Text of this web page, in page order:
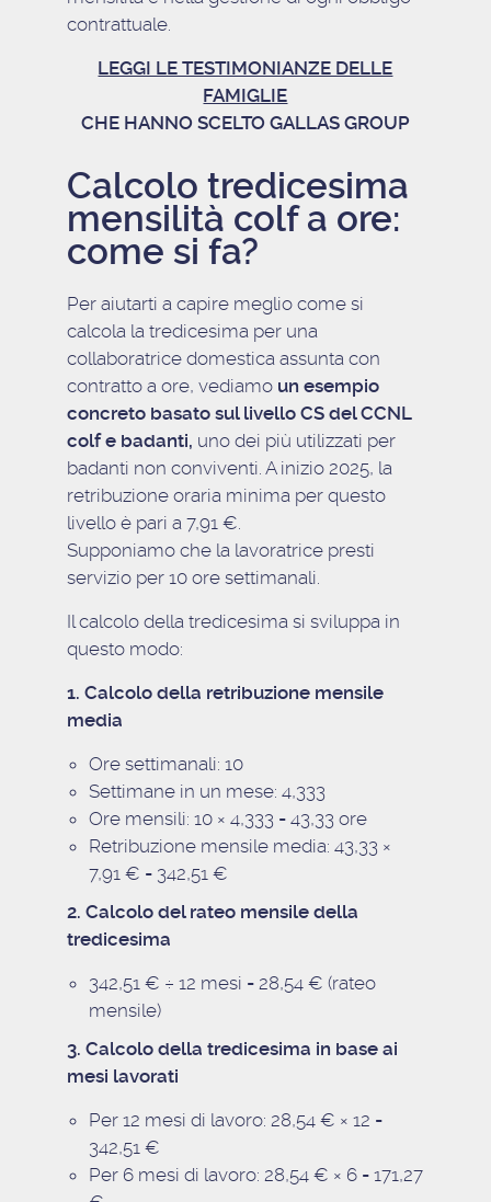
contrattuale.
LEGGI LE TESTIMONIANZE DELLE
FAMIGLIE
CHE HANNO SCELTO GALLAS GROUP
Calcolo tredicesima
mensilità colf a ore:
come si fa?
Per aiutarti a capire meglio come si
calcola la tredicesima per una
collaboratrice domestica assunta con
contratto a ore, vediamo un esempio
concreto basato sul livello CS del CCNL
colf e badanti, uno dei più utilizzati per
badanti non conviventi. A inizio 2025, la
retribuzione oraria minima per questo
livello è pari a 7,91 €.
Supponiamo che la lavoratrice presti
servizio per 10 ore settimanali.
Il calcolo della tredicesima si sviluppa in
questo modo:
1. Calcolo della retribuzione mensile
media
Ore settimanali: 10
Settimane in un mese: 4,333
Ore mensili: 10 × 4,333 = 43,33 ore
Retribuzione mensile media: 43,33 ×
7,91 € = 342,51 €
2. Calcolo del rateo mensile della
tredicesima
342,51 € ÷ 12 mesi = 28,54 € (rateo
mensile)
3. Calcolo della tredicesima in base ai
mesi lavorati
Per 12 mesi di lavoro: 28,54 € × 12 =
342,51 €
Per 6 mesi di lavoro: 28,54 € × 6 = 171,27